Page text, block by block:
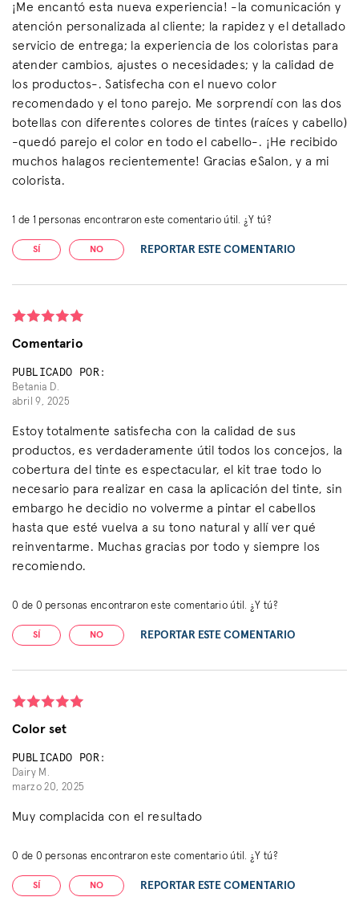
¡Me encantó esta nueva experiencia! -la comunicación y
atención personalizada al cliente; la rapidez y el detallado
servicio de entrega; la experiencia de los coloristas para
atender cambios, ajustes o necesidades; y la calidad de
los productos-. Satisfecha con el nuevo color
recomendado y el tono parejo. Me sorprendí con las dos
botellas con diferentes colores de tintes (raíces y cabello)
-quedó parejo el color en todo el cabello-. ¡He recibido
muchos halagos recientemente! Gracias eSalon, y a mi
colorista.
1 de 1 personas encontraron este comentario útil. ¿Y tú?
SÍ NO REPORTAR ESTE COMENTARIO
Comentario
PUBLICADO POR:
Betania D.
abril 9, 2025
Estoy totalmente satisfecha con la calidad de sus
productos, es verdaderamente útil todos los concejos, la
cobertura del tinte es espectacular, el kit trae todo lo
necesario para realizar en casa la aplicación del tinte, sin
embargo he decidio no volverme a pintar el cabellos
hasta que esté vuelva a su tono natural y allí ver qué
reinventarme. Muchas gracias por todo y siempre los
recomiendo.
0 de 0 personas encontraron este comentario útil. ¿Y tú?
SÍ NO REPORTAR ESTE COMENTARIO
Color set
PUBLICADO POR:
Dairy M.
marzo 20, 2025
Muy complacida con el resultado
0 de 0 personas encontraron este comentario útil. ¿Y tú?
SÍ NO REPORTAR ESTE COMENTARIO